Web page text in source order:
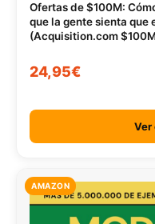
Ofertas de $100M:
que la gente sienta que
(Acquisition.com
24,95€
Ver
AMAZON